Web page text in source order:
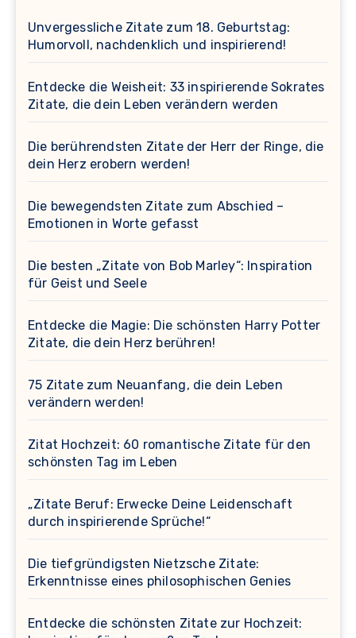
Unvergessliche Zitate zum 18. Geburtstag:
Humorvoll, nachdenklich und inspirierend!
Entdecke die Weisheit: 33 inspirierende Sokrates
Zitate, die dein Leben verändern werden
Die berührendsten Zitate der Herr der Ringe, die
dein Herz erobern werden!
Die bewegendsten Zitate zum Abschied –
Emotionen in Worte gefasst
Die besten „Zitate von Bob Marley“: Inspiration
für Geist und Seele
Entdecke die Magie: Die schönsten Harry Potter
Zitate, die dein Herz berühren!
75 Zitate zum Neuanfang, die dein Leben
verändern werden!
Zitat Hochzeit: 60 romantische Zitate für den
schönsten Tag im Leben
„Zitate Beruf: Erwecke Deine Leidenschaft
durch inspirierende Sprüche!“
Die tiefgründigsten Nietzsche Zitate:
Erkenntnisse eines philosophischen Genies
Entdecke die schönsten Zitate zur Hochzeit: